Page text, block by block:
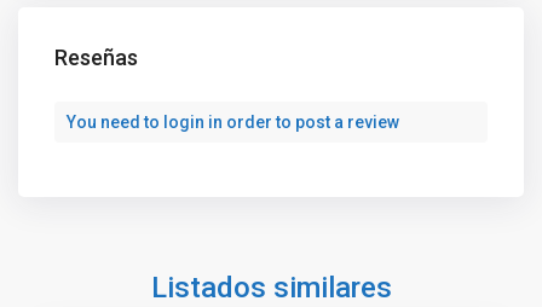
Reseñas
You need to login in order to post a review
Listados similares